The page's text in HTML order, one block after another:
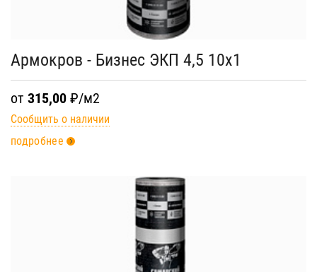
Армокров - Бизнес ЭКП 4,5 10х1
от 315,00 ₽/м2
Сообщить о наличии
подробнее